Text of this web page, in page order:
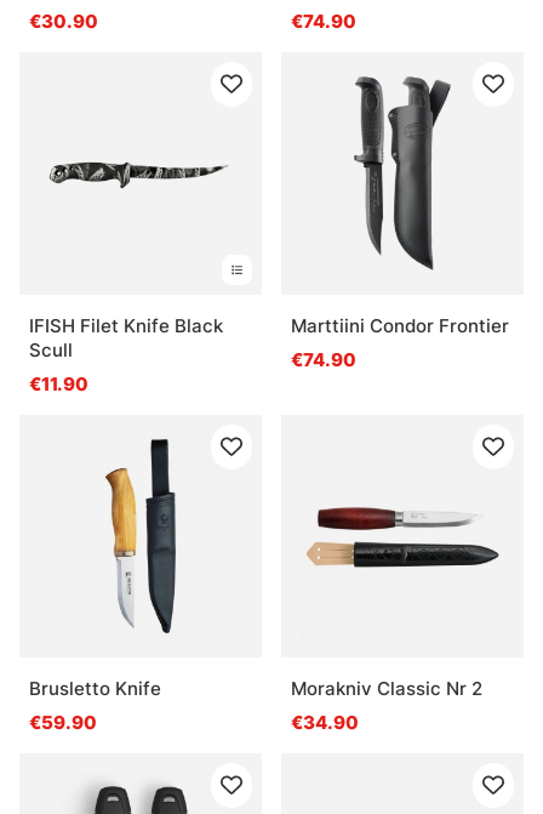
€30.90
€74.90
IFISH Filet Knife Black
Scull
€11.90
Marttiini Condor Frontier
€74.90
Brusletto Knife
€59.90
Morakniv Classic Nr 2
€34.90